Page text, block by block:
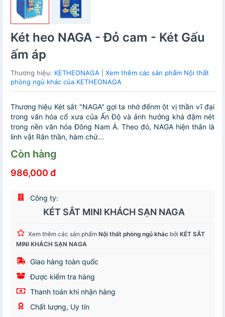
Két heo NAGA - Đỏ cam - Két Gấu
ấm áp
Thương hiệu: KETHEONAGA
Xem thêm các sản phẩm Nội thất
phòng ngủ khác của KETHEONAGA
Thương hiệu Két sắt "NAGA" gợi ta nhớ đếnm ột vị thần vĩ đại
trong văn hóa cổ xưa của Ấn Độ và ảnh hưởng khá đậm nét
trong nền văn hóa Đông Nam Á. Theo đó, NAGA hiện thân là
linh vật Rắn thần, hàm chứ...
Còn hàng
986,000 đ
Công ty:
KÉT SẮT MINI KHÁCH SẠN NAGA
Xem thêm các sản phẩm Nội thất phòng ngủ khác bởi KÉT SẮT
MINI KHÁCH SẠN NAGA
Giao hàng toàn quốc
Được kiểm tra hàng
Thanh toán khi nhận hàng
Chất lượng, Uy tín